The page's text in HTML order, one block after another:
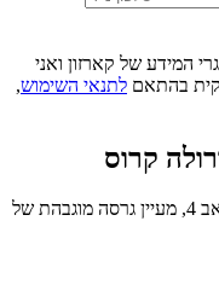
המידע של קארזון ואני
בהתאם לתנאי השימוש,
קרוס
רכב פנאי קומפקטי, מתברג בין ה-C-HR לראב 4, מעיין גרסה מוגבהת של